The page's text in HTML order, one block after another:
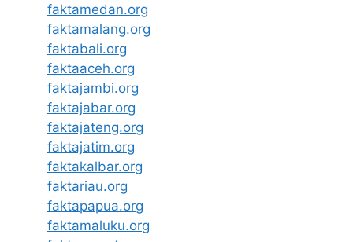
faktamedan.org
faktamalang.org
faktabali.org
faktaaceh.org
faktajambi.org
faktajabar.org
faktajateng.org
faktajatim.org
faktakalbar.org
faktariau.org
faktapapua.org
faktamaluku.org